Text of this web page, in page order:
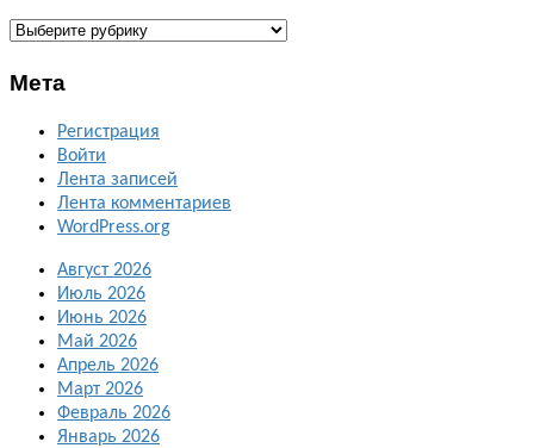
ГАЛЕРЕИ
Мета
Регистрация
Войти
Лента записей
Лента комментариев
WordPress.org
Август 2026
Июль 2026
Июнь 2026
Май 2026
Апрель 2026
Март 2026
Февраль 2026
Январь 2026